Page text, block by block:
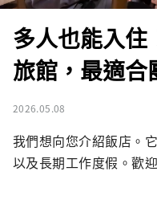
多人也能入住
旅館，最適合
2026.05.08
我們想向您介紹飯店。
以及長期工作度假。歡